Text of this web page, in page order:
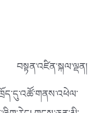
བསྟན་འཛིན་སྐལ་ལྡན།